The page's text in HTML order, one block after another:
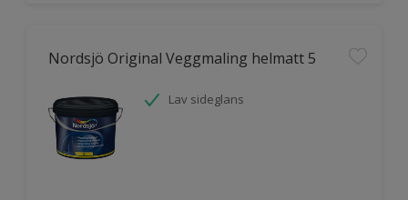
Nordsjö Original Veggmaling helmatt 5
Lav sideglans